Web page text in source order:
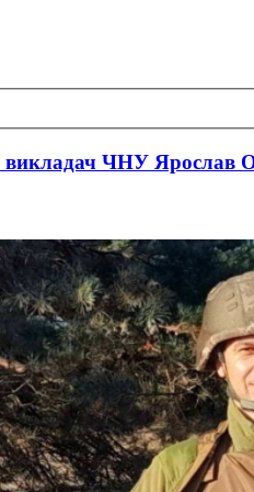
ЧНУ Ярослав